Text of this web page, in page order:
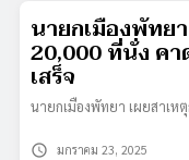
นายกเมืองพัทย
20,000 ที่นั่ง ค
เสร็จ
นายกเมืองพัทยา เผยสาเห
schedule มกราคม 23, 2025